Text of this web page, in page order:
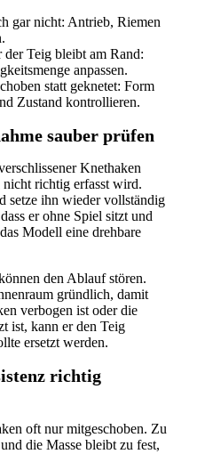
gar nicht: Antrieb, Riemen
Teig bleibt am Rand:
anpassen.
statt geknetet: Form
Zustand kontrollieren.
sauber prüfen
Knethaken
nicht richtig erfasst wird.
setze ihn wieder vollständig
er ohne Spiel sitzt und
Modell eine drehbare
den Ablauf stören.
gründlich, damit
verbogen ist oder die
ist, kann er den Teig
ersetzt werden.
richtig
oft nur mitgeschoben. Zu
die Masse bleibt zu fest,